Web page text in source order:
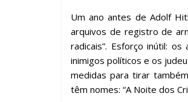
Um ano antes de Adolf
arquivos de registro de
radicais”. Esforço inútil:
inimigos políticos e os
medidas para tirar
têm nomes: “A Noite dos